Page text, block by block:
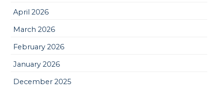
April 2026
March 2026
February 2026
January 2026
December 2025